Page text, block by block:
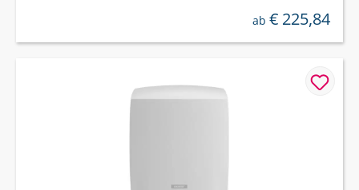
regulärer preis:
ab € 225,84